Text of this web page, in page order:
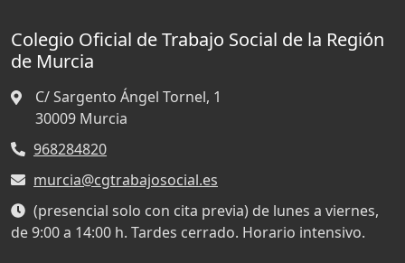
Colegio Oficial de Trabajo Social de la Región
de Murcia
C/ Sargento Ángel Tornel, 1
30009 Murcia
968284820
murcia@cgtrabajosocial.es
(presencial solo con cita previa) de lunes a viernes,
de 9:00 a 14:00 h. Tardes cerrado. Horario intensivo.